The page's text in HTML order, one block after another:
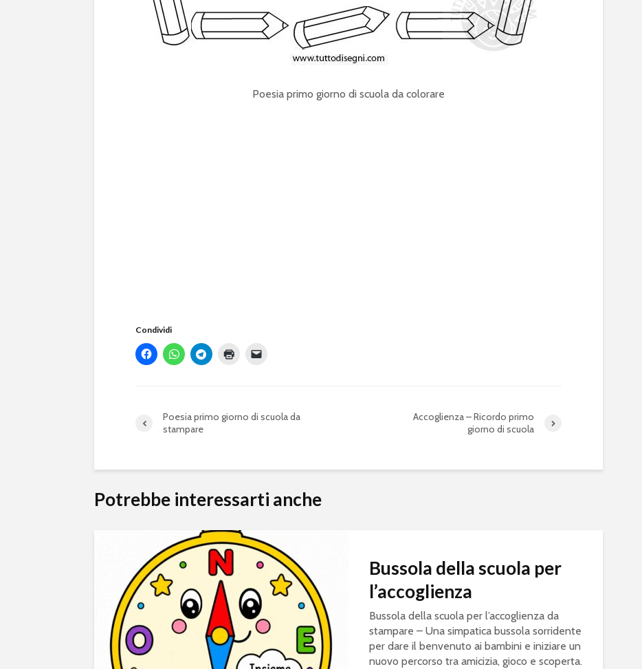
Poesia primo giorno di scuola da colorare
Condividi
Poesia primo giorno di scuola da
stampare
Accoglienza – Ricordo primo
giorno di scuola
Potrebbe interessarti anche
Bussola della scuola per
l’accoglienza
Bussola della scuola per l’accoglienza da
stampare – Una simpatica bussola sorridente
per dare il benvenuto ai bambini e iniziare un
nuovo percorso tra amicizia, gioco e scoperta.